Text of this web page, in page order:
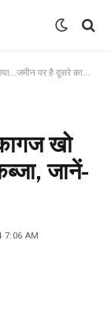
कब्जा, जानें- कैसे होगा भूमि सर्वे…
खो
जानें-
7:06 AM